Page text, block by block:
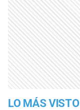
LO MÁS VISTO